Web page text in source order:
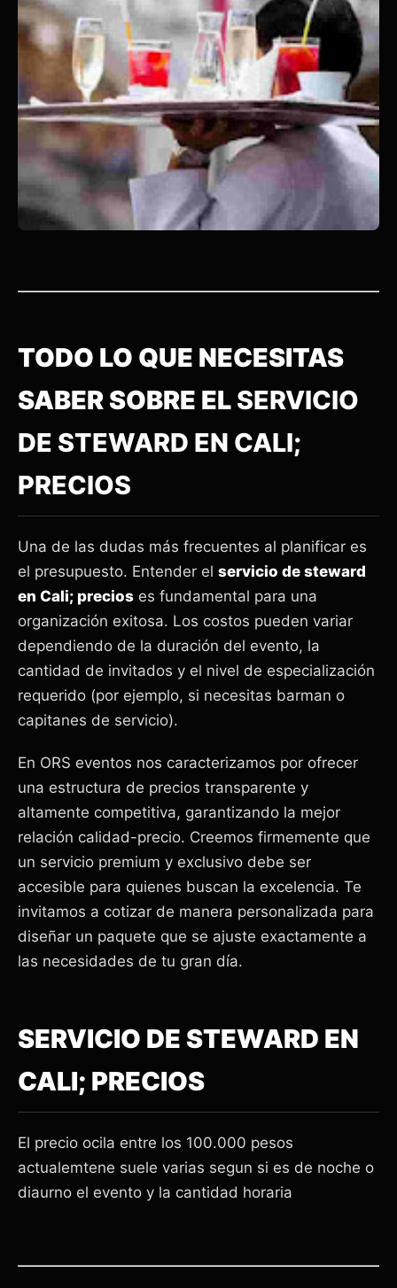
TODO LO QUE NECESITAS
SABER SOBRE EL SERVICIO
DE STEWARD EN CALI;
PRECIOS
Una de las dudas más frecuentes al planificar es
el presupuesto. Entender el servicio de steward
en Cali; precios es fundamental para una
organización exitosa. Los costos pueden variar
dependiendo de la duración del evento, la
cantidad de invitados y el nivel de especialización
requerido (por ejemplo, si necesitas barman o
capitanes de servicio).
En ORS eventos nos caracterizamos por ofrecer
una estructura de precios transparente y
altamente competitiva, garantizando la mejor
relación calidad-precio. Creemos firmemente que
un servicio premium y exclusivo debe ser
accesible para quienes buscan la excelencia. Te
invitamos a cotizar de manera personalizada para
diseñar un paquete que se ajuste exactamente a
las necesidades de tu gran día.
SERVICIO DE STEWARD EN
CALI; PRECIOS
El precio ocila entre los 100.000 pesos
actualemtene suele varias segun si es de noche o
diaurno el evento y la cantidad horaria